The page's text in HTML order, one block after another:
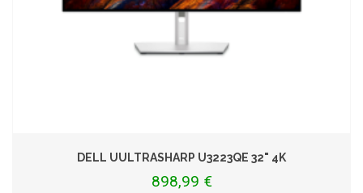
DELL UULTRASHARP U3223QE 32" 4K
898,99 €